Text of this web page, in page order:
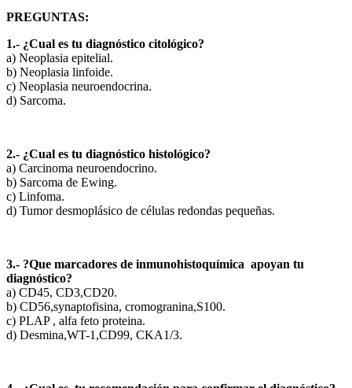
PREGUNTAS:
1.- ¿Cual es tu diagnóstico citológico?
a) Neoplasia epitelial.
b) Neoplasia linfoide.
c) Neoplasia neuroendocrina.
d) Sarcoma.
2.- ¿Cual es tu diagnóstico histológico?
a) Carcinoma neuroendocrino.
b) Sarcoma de Ewing.
c) Linfoma.
d) Tumor desmoplásico de células redondas pequeñas.
3.- ?Que marcadores de inmunohistoquímica apoyan tu
diagnóstico?
a) CD45, CD3,CD20.
b) CD56,synaptofisina, cromogranina,S100.
c) PLAP , alfa feto proteina.
d) Desmina,WT-1,CD99, CKA1/3.